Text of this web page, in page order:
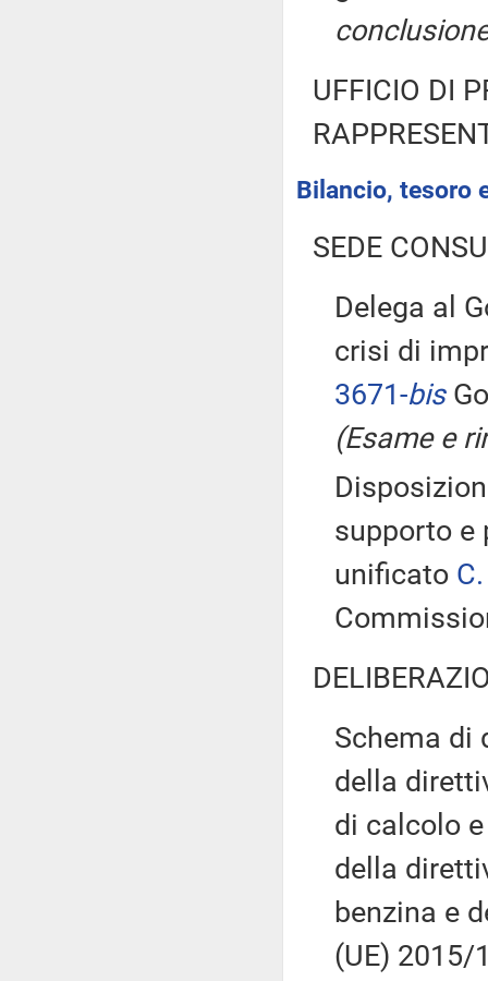
UFFICIO DI
Bilancio, tesoro
SEDE
Delega al
crisi di
3671-bis
(Esame e
supporto e
unificato
Schema di
della
di calcolo
della
benzina e
(UE) 2015/